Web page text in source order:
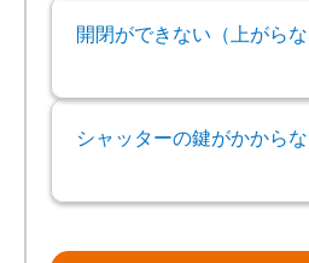
開閉ができない（上がらな
シャッターの鍵がかから